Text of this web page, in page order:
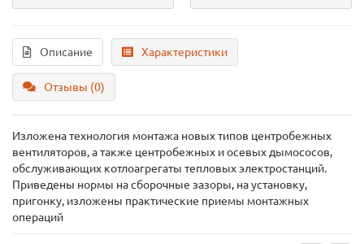
Описание Характеристики
Отзывы (0)
Изложена технология монтажа новых типов центробежных
вентиляторов, а также центробежных и осевых дымососов,
обслуживающих котлоагрегаты тепловых электростанций.
Приведены нормы на сборочные зазоры, на установку,
пригонку, изложены практические приемы монтажных
операций